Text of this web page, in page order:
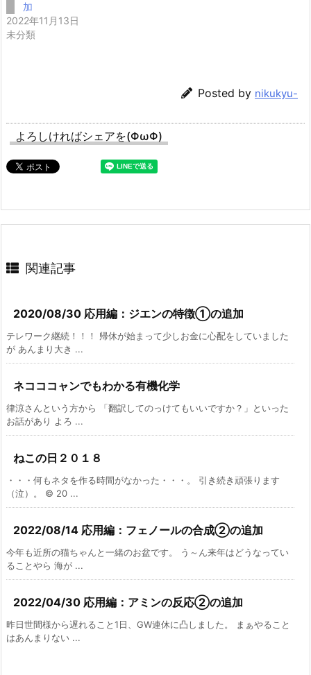
加
2022年11月13日
未分類
Posted by nikukyu-
よろしければシェアを(ΦωΦ)
関連記事
2020/08/30 応用編：ジエンの特徴①の追加
テレワーク継続！！！ 帰休が始まって少しお金に心配をしていました
が あんまり大き ...
ネコココャンでもわかる有機化学
律涼さんという方から 「翻訳してのっけてもいいですか？」といった
お話があり よろ ...
ねこの日２０１８
・・・何もネタを作る時間がなかった・・・。 引き続き頑張ります
（泣）。 © 20 ...
2022/08/14 応用編：フェノールの合成②の追加
今年も近所の猫ちゃんと一緒のお盆です。 う～ん来年はどうなってい
ることやら 海が ...
2022/04/30 応用編：アミンの反応②の追加
昨日世間様から遅れること1日、GW連休に凸しました。 まぁやること
はあんまりない ...